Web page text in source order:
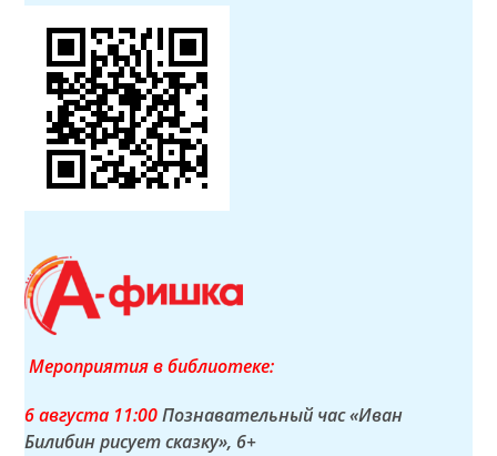
Мероприятия в библиотеке:
6 августа 11:00Познавательный час «Иван
Билибин рисует сказку», 6+